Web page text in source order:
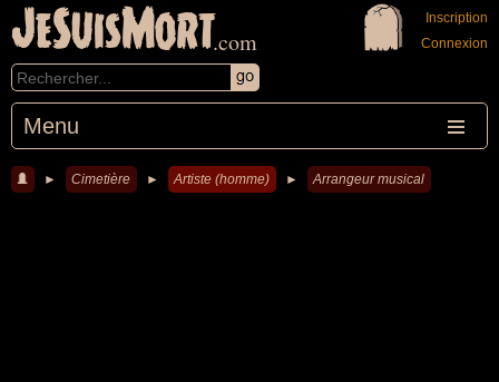
JeSuisMort.com
Menu
Inscription
Connexion
► Cimetière ► Artiste (homme) ► Arrangeur musical